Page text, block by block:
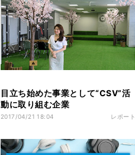
目立ち始めた事業として“CSV”活
動に取り組む企業
2017/04/21 18:04 レポート